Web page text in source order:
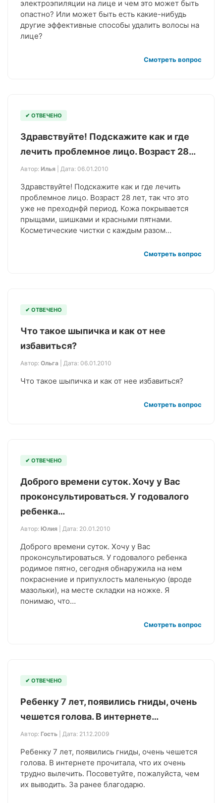
электроэпиляции на лице и чем это может быть
опастно? Или может быть есть какие-нибудь
другие эффективные способы удалить волосы на
лице?
Смотреть вопрос
✔ ОТВЕЧЕНО
Здравствуйте! Подскажите как и где
лечить проблемное лицо. Возраст 28…
Автор: Илья | Дата: 06.01.2010
Здравствуйте! Подскажите как и где лечить
проблемное лицо. Возраст 28 лет, так что это
уже не преходнфй период. Кожа покрывается
прыщами, шишками и красными пятнами.
Косметические чистки с каждым разом…
Смотреть вопрос
✔ ОТВЕЧЕНО
Что такое шыпичка и как от нее
избавиться?
Автор: Ольга | Дата: 06.01.2010
Что такое шыпичка и как от нее избавиться?
Смотреть вопрос
✔ ОТВЕЧЕНО
Доброго времени суток. Хочу у Вас
проконсультироваться. У годовалого
ребенка…
Автор: Юлия | Дата: 20.01.2010
Доброго времени суток. Хочу у Вас
проконсультироваться. У годовалого ребенка
родимое пятно, сегодня обнаружила на нем
покраснение и припухлость маленькую (вроде
мазольки), на месте складки на ножке. Я
понимаю, что…
Смотреть вопрос
✔ ОТВЕЧЕНО
Ребенку 7 лет, появились гниды, очень
чешется голова. В интернете…
Автор: Гость | Дата: 21.12.2009
Ребенку 7 лет, появились гниды, очень чешется
голова. В интернете прочитала, что их очень
трудно вылечить. Посоветуйте, пожалуйста, чем
их выводить. За ранее благодарю.